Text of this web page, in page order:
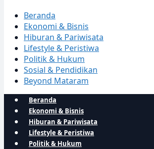
Beranda
Ekonomi & Bisnis
Hiburan & Pariwisata
Lifestyle & Peristiwa
Politik & Hukum
Sosial & Pendidikan
Beyond Mataram
Beranda
Ekonomi & Bisnis
Hiburan & Pariwisata
Lifestyle & Peristiwa
Politik & Hukum